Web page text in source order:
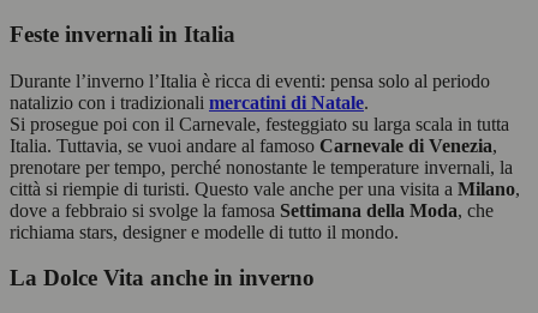
Feste invernali in Italia
Durante l’inverno l’Italia è ricca di eventi: pensa solo al periodo
natalizio con i tradizionali mercatini di Natale.
Si prosegue poi con il Carnevale, festeggiato su larga scala in tutta
Italia. Tuttavia, se vuoi andare al famoso Carnevale di Venezia,
prenotare per tempo, perché nonostante le temperature invernali, la
città si riempie di turisti. Questo vale anche per una visita a Milano,
dove a febbraio si svolge la famosa Settimana della Moda, che
richiama stars, designer e modelle di tutto il mondo.
La Dolce Vita anche in inverno